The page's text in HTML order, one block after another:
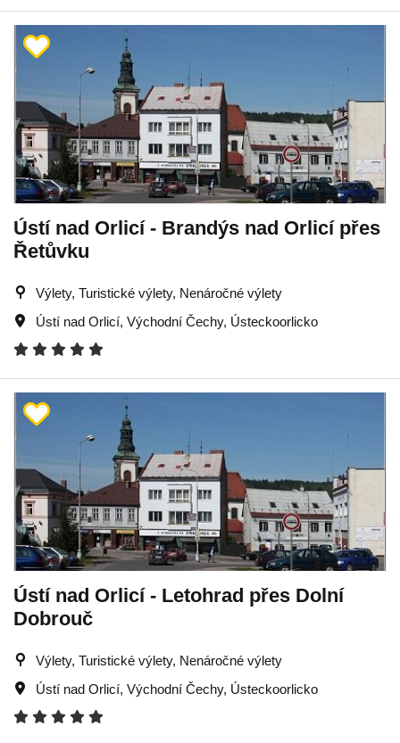
Ústí nad Orlicí - Brandýs nad Orlicí přes
Řetůvku
Výlety, Turistické výlety, Nenáročné výlety
Ústí nad Orlicí, Východní Čechy, Ústeckoorlicko
Ústí nad Orlicí - Letohrad přes Dolní
Dobrouč
Výlety, Turistické výlety, Nenáročné výlety
Ústí nad Orlicí, Východní Čechy, Ústeckoorlicko